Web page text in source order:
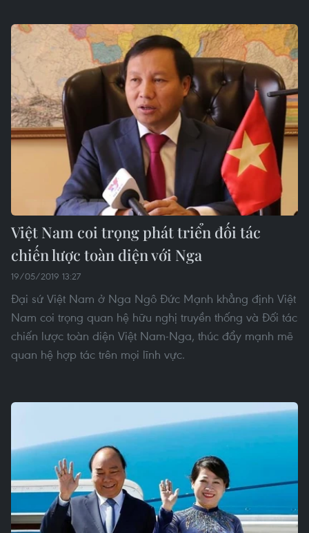
Việt Nam coi trọng phát triển đối tác
chiến lược toàn diện với Nga
19/05/2019 13:27
Đại sứ Việt Nam ở Nga Ngô Đức Mạnh khẳng định Việt
Nam coi trọng quan hệ hữu nghị truyền thống và Đối tác
chiến lược toàn diện Việt Nam-Nga, thúc đẩy mạnh mẽ
quan hệ hợp tác trên mọi lĩnh vực.